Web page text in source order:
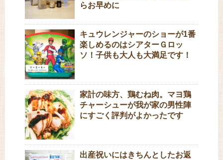
らお早めに
キュウレンジャーのショーが1番
楽しめるのはシアターＧロッ
ソ！子供も大人も大満足です！
家計の味方、鶏むね肉。マヨ鶏
チャーシューが我が家の男性陣
にすごく評判がよかったです
出産祝いにはきちんとしたお返